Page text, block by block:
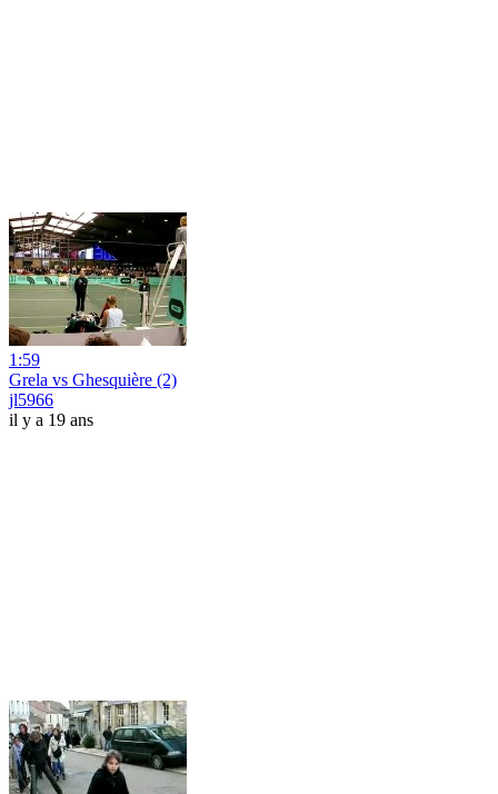
1:59
Grela vs Ghesquière (2)
jl5966
il y a 19 ans